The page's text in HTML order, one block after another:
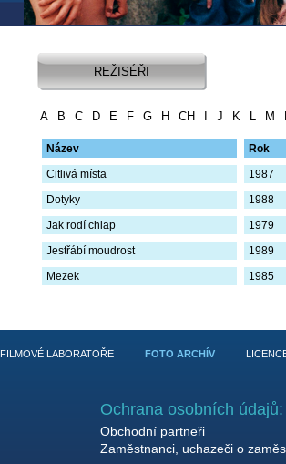
REŽISÉŘI
A B C D E F G H CH J K L M
Název Rok
Citlivá místa
1987
Dotyky
1988
Jak rodí chlap
1979
Jestřábí moudrost
1989
Mezek
1985
FILMOVÉ LABORATOŘE FOTO ARCHÍV
Ochrana osobních údajů:
Obchodní partneři
Zaměstnanci, uchazeči o